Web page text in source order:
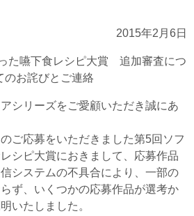
2015年2月6日
た嚥下食レシピ大賞 追加審査につ
のお詫びとご連絡
シリーズをご愛顧いただき誠にあ
ご応募をいただきました第5回ソフ
シピ大賞におきまして、応募作品
システムの不具合により、一部の
ず、いくつかの応募作品が選考か
いたしました。